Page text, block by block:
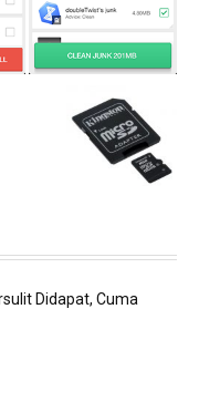
Didapat, Cuma